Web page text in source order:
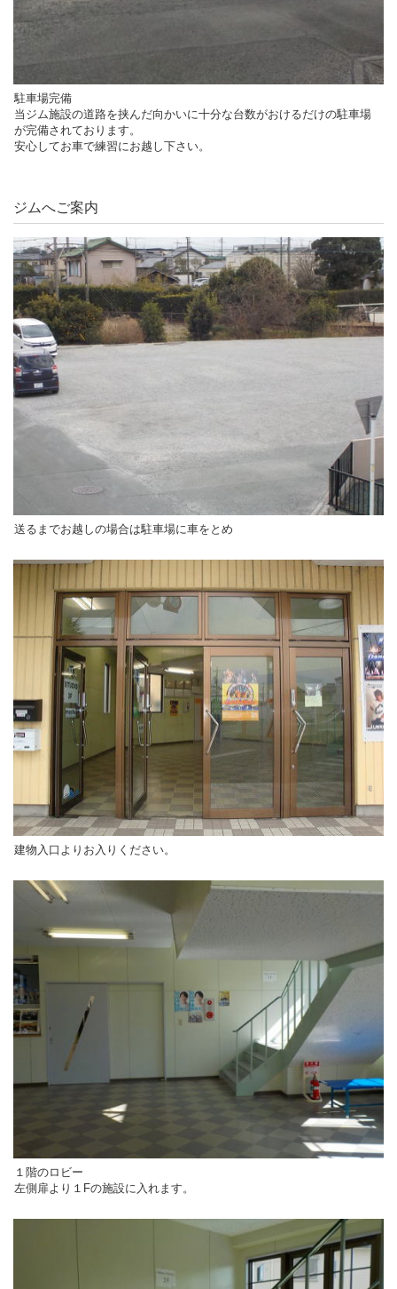
駐車場完備
当ジム施設の道路を挟んだ向かいに十分な台数がおけるだけの駐車場
が完備されております。
安心してお車で練習にお越し下さい。
ジムへご案内
送るまでお越しの場合は駐車場に車をとめ
建物入口よりお入りください。
１階のロビー
左側扉より１Fの施設に入れます。